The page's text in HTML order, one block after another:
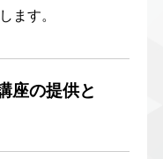
ます。
座の提供と